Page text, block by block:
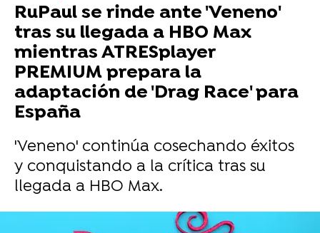
RuPaul se rinde ante 'Veneno'
tras su llegada a HBO Max
mientras ATRESplayer
PREMIUM prepara la
adaptación de 'Drag Race' para
España
'Veneno' continúa cosechando éxitos
y conquistando a la crítica tras su
llegada a HBO Max.